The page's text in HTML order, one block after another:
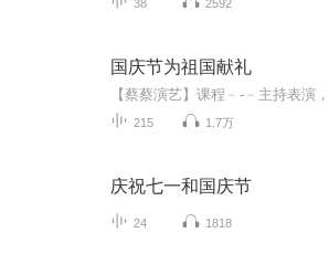
38 2592
国庆节为祖国献礼
215 1.7万
庆祝七一和国庆节
24 1818